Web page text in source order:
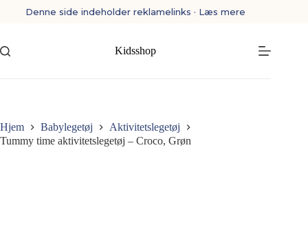
Denne side indeholder reklamelinks · Læs mere
Kidsshop
Hjem Babylegetøj
Aktivitetslegetøj
Tummy time aktivitetslegetøj – Croco, Grøn